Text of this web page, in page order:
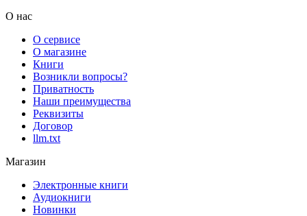
О нас
О сервисе
О магазине
Книги
Возникли вопросы?
Приватность
Наши преимущества
Реквизиты
Договор
llm.txt
Магазин
Электронные книги
Аудиокниги
Новинки